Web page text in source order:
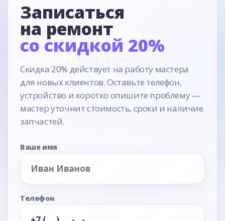
Записаться
на ремонт
со скидкой 20%
Скидка 20% действует на работу мастера
для новых клиентов. Оставьте телефон,
устройство и коротко опишите проблему —
мастер уточнит стоимость, сроки и наличие
запчастей.
Ваше имя
Телефон